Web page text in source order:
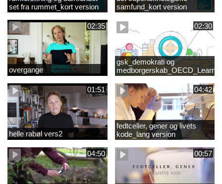
set fra rummet_kort version
samfund_kort version
02:35
overgange
02:30
gsk_demokrati og
Compass 2030
01:51
helle rabøl vers2
04:42
fedtceller, gener og livets
kode_lang version
04:50 00:57